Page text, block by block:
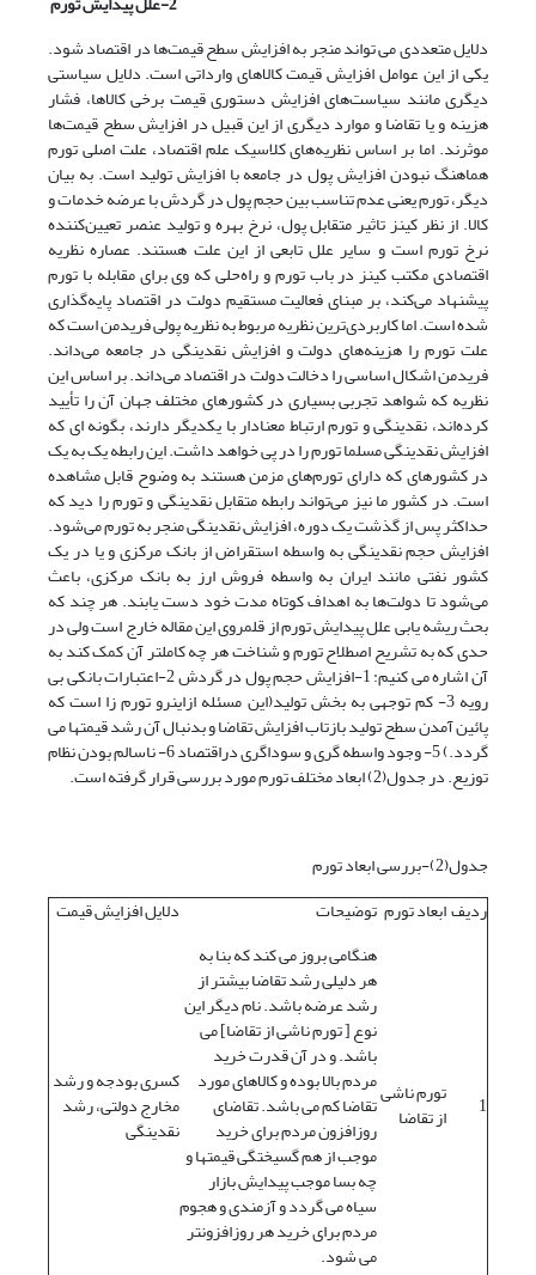
دلایل متعددی می تواند منجر به افزایش سطح قیمت‌ها در اقتصاد شود.
یکی از این عوامل افزایش قیمت کالاهای وارداتی است. دلایل سیاستی
دیگری مانند سیاست‌های افزایش دستوری قیمت برخی کالاها، فشار
هزینه و یا تقاضا و موارد دیگری از این قبیل در افزایش سطح قیمت‌ها
موثرند. اما بر اساس نظریه‌های کلاسیک علم اقتصاد، علت اصلی تورم
هماهنگ نبودن افزایش پول در جامعه با افزایش تولید است. به بیان
دیگر، تورم یعنی عدم تناسب بین حجم پول در گردش با عرضه خدمات و
کالا. از نظر کینز تاثیر متقابل پول، نرخ بهره و تولید عنصر تعیین‌کننده
نرخ تورم است و سایر علل تابعی از این علت هستند. عصاره نظریه
اقتصادی مکتب کینز در باب تورم و راه‌حلی که وی برای مقابله با تورم
پیشنهاد می‌کند، بر مبنای فعالیت مستقیم دولت در اقتصاد پایه‌گذاری
شده است. اما کاربردی‌ترین نظریه مربوط به نظریه پولی فریدمن است که
علت تورم را هزینه‌های دولت و افزایش نقدینگی در جامعه می‌داند.
فریدمن اشکال اساسی را دخالت دولت در اقتصاد می‌داند. بر اساس این
نظریه که شواهد تجربی بسیاری در کشورهای مختلف جهان آن را تأیید
کرده‌اند، نقدینگی و تورم ارتباط معنادار با یکدیگر دارند، بگونه ای که
افزایش نقدینگی مسلما تورم را در پی خواهد داشت. این رابطه یک به یک
در کشورهای که دارای تورم‌های مزمن هستند به وضوح قابل مشاهده
است. در کشور ما نیز می‌تواند رابطه متقابل نقدینگی و تورم را دید که
حداکثر پس از گذشت یک دوره، افزایش نقدینگی منجر به تورم می‌شود.
افزایش حجم نقدینگی به واسطه استقراض از بانک مرکزی و یا در یک
کشور نفتی مانند ایران به واسطه فروش ارز به بانک مرکزی، باعث
می‌شود تا دولت‌ها به اهداف کوتاه مدت خود دست یابند. هر چند که
بحث ریشه یابى علل پیدایش تورم از قلمروى این مقاله خارج است ولى در
حدى که به تشریح اصطلاح تورم و شناخت هر چه کاملتر آن کمک کند به
آن اشاره مى کنیم: 1-افزایش حجم پول در گردش 2-اعتبارات بانکى بى
رویه 3- کم توجهى به بخش تولید(این مسئله ازاینرو تورم زا است که
پائین آمدن سطح تولید بازتاب افزایش تقاضا و بدنبال آن رشد قیمتها مى
گردد.) 5- وجود واسطه گری و سوداگری دراقتصاد 6- ناسالم بودن نظام
توزیع. در جدول(2) ابعاد مختلف تورم مورد بررسی قرار گرفته است.
جدول(2)-بررسی ابعاد تورم
ردیفابعاد تورم توضیحات دلایل افزایش قیمت
1 تورم ناشى
از تقاضا
هنگامی بروز می کند که بنا به
هر دلیلی رشد تقاضا بیشتر از
رشد عرضه باشد. نام دیگر این
نوع [ تورم ناشى از تقاضا] مى
باشد. و در آن قدرت خرید
مردم بالا بوده و کالاهاى مورد
تقاضا کم مى باشد. تقاضاى
روزافزون مردم براى خرید
موجب از هم گسیختگى قیمتها و
چه بسا موجب پیدایش بازار
سیاه مى گردد و آزمندى و هجوم
مردم براى خرید هر روزافزونتر
مى شود.
کسری بودجه و رشد
مخارج دولتی، رشد
نقدینگی